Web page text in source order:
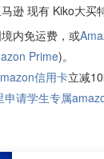
逊 现有 Kiko大买
内免运费，或
Prime)。
信用卡立减
申请学生专属